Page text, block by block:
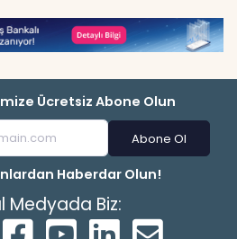
Ücretsiz Abone Olun
Abone Ol
Haberdar Olun!
Medyada Biz: